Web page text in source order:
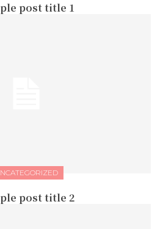
post title 1
post title 2